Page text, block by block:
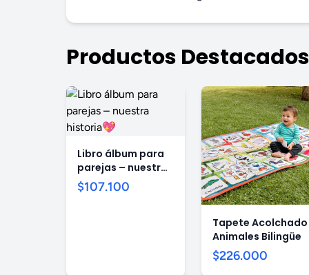
Productos Destacados
Libro álbum para
parejas – nuestra
historia💖
$107.100
Tapete Acolchado
Animales Bilingüe
$226.000